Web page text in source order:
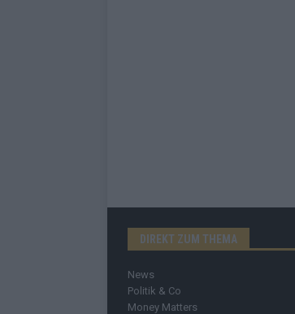
DIREKT ZUM THEMA
News
Politik & Co
Money Matters